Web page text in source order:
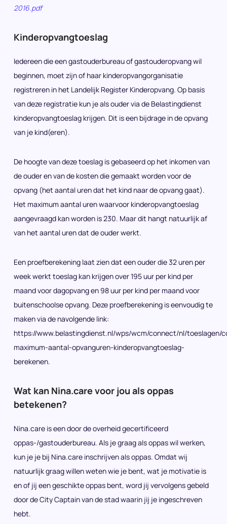
2016.pdf
Kinderopvangtoeslag
Iedereen die een gastouderbureau of gastouderopvang wil
beginnen, moet zijn of haar kinderopvangorganisatie
registreren in het Landelijk Register Kinderopvang. Op basis
van deze registratie kun je als ouder via de Belastingdienst
kinderopvangtoeslag krijgen. Dit is een bijdrage in de opvang
van je kind(eren).
De hoogte van deze toeslag is gebaseerd op het inkomen van
de ouder en van de kosten die gemaakt worden voor de
opvang (het aantal uren dat het kind naar de opvang gaat).
Het maximum aantal uren waarvoor kinderopvangtoeslag
aangevraagd kan worden is 230. Maar dit hangt natuurlijk af
van het aantal uren dat de ouder werkt.
Een proefberekening laat zien dat een ouder die 32 uren per
week werkt toeslag kan krijgen over 195 uur per kind per
maand voor dagopvang en 98 uur per kind per maand voor
buitenschoolse opvang. Deze proefberekening is eenvoudig te
maken via de navolgende link:
https://www.belastingdienst.nl/wps/wcm/connect/nl/toeslagen/
maximum-aantal-opvanguren-kinderopvangtoeslag-
berekenen.
Wat kan Nina.care voor jou als oppas
betekenen?
Nina.care is een door de overheid gecertificeerd
oppas-/gastouderbureau. Als je graag als oppas wil werken,
kun je je bij Nina.care inschrijven als oppas. Omdat wij
natuurlijk graag willen weten wie je bent, wat je motivatie is
en of jij een geschikte oppas bent, word jij vervolgens gebeld
door de City Captain van de stad waarin jij je ingeschreven
hebt.